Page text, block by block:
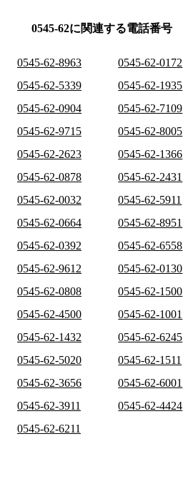
0545-62に関連する電話番号
0545-62-8963 0545-62-0172
0545-62-5339
0545-62-1935
0545-62-0904
0545-62-7109
0545-62-9715
0545-62-8005
0545-62-2623
0545-62-1366
0545-62-0878
0545-62-2431
0545-62-0032
0545-62-5911
0545-62-0664
0545-62-8951
0545-62-0392
0545-62-6558
0545-62-9612
0545-62-0130
0545-62-0808
0545-62-1500
0545-62-4500
0545-62-1001
0545-62-1432
0545-62-6245
0545-62-5020
0545-62-1511
0545-62-3656
0545-62-6001
0545-62-3911
0545-62-4424
0545-62-6211